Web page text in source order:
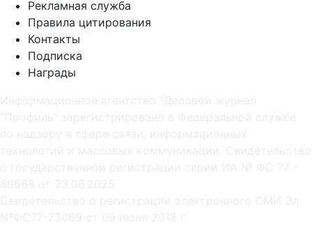
Рекламная служба
Правила цитирования
Контакты
Подписка
Награды